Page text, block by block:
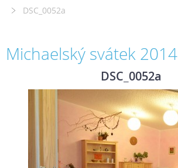
DSC_0052a
Michaelský svátek 2014
DSC_0052a